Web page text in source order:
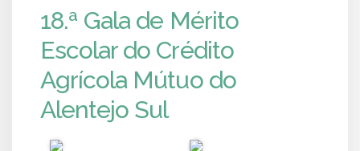
18.ª Gala de Mérito
Escolar do Crédito
Agrícola Mútuo do
Alentejo Sul